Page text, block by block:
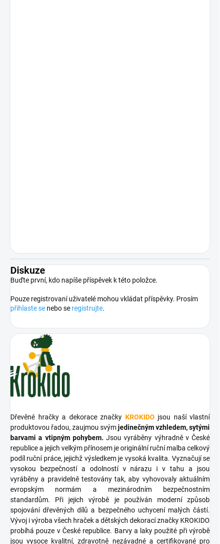
Diskuze
Buďte první, kdo napíše příspěvek k této položce.
Pouze registrovaní uživatelé mohou vkládat příspěvky. Prosím
přihlaste se nebo se registrujte.
Dřevěné hračky a dekorace značky KROKIDO jsou naší vlastní
produktovou řadou, zaujmou svýmjedinečným vzhledem, sytými
barvami a vtipným pohybem. Jsou vyráběny výhradně v České
republice a jejich velkým přínosem je originální ruční malba celkový
podíl ruční práce, jejichž výsledkem je vysoká kvalita. Vyznačují se
vysokou bezpečností a odolností v nárazu i v tahu a jsou
vyráběny a pravidelně testovány tak, aby vyhovovaly aktuálním
evropským normám a mezinárodním bezpečnostním
standardům. Při jejich výrobě je používán moderní způsob
spojování dřevěných dílů a bezpečného uchycení malých částí.
Vývoj i výroba všech hraček a dětských dekorací značky KROKIDO
probíhá pouze v České republice. Barvy a laky použité při výrobě
jsou vysoce kvalitní, zdravotně nezávadné a certifikované pro